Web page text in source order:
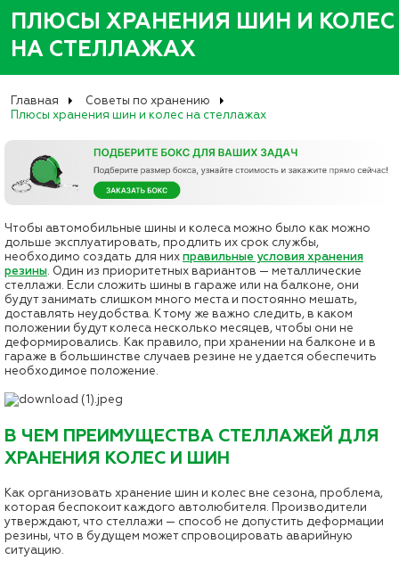
ПЛЮСЫ ХРАНЕНИЯ ШИН И КОЛЕС
НА СТЕЛЛАЖАХ
Главная
Советы по хранению
Плюсы хранения шин и колес на стеллажах
Чтобы автомобильные шины и колеса можно было как можно
дольше эксплуатировать, продлить их срок службы,
необходимо создать для нихправильные условия хранения
резины. Один из приоритетных вариантов — металлические
стеллажи. Если сложить шины в гараже или на балконе, они
будут занимать слишком много места и постоянно мешать,
доставлять неудобства. К тому же важно следить, в каком
положении будут колеса несколько месяцев, чтобы они не
деформировались. Как правило, при хранении на балконе и в
гараже в большинстве случаев резине не удается обеспечить
необходимое положение.
В ЧЕМ ПРЕИМУЩЕСТВА СТЕЛЛАЖЕЙ ДЛЯ
ХРАНЕНИЯ КОЛЕС И ШИН
Как организовать хранение шин и колес вне сезона, проблема,
которая беспокоит каждого автолюбителя. Производители
утверждают, что стеллажи — способ не допустить деформации
резины, что в будущем может спровоцировать аварийную
ситуацию.